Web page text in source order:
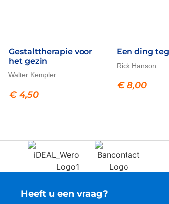
Gestalttherapie voor
het gezin
Walter Kempler
€ 4,50
Een ding
Rick Hanson
€ 8,00
Heeft u een vraag?